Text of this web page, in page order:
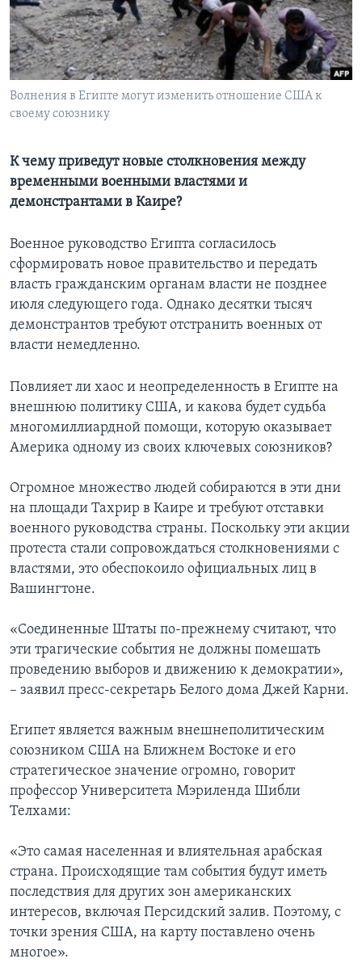
Learning English
СОЦИАЛЬНЫЕ СЕТИ
Волнения в Египте могут изменить отношение США к
своему союзнику
К чему приведут новые столкновения между
временными военными властями и
демонстрантами в Каире?
Военное руководство Египта согласилось
сформировать новое правительство и передать
власть гражданским органам власти не позднее
июля следующего года. Однако десятки тысяч
демонстрантов требуют отстранить военных от
власти немедленно.
Повлияет ли хаос и неопределенность в Египте на
внешнюю политику США, и какова будет судьба
многомиллиардной помощи, которую оказывает
Америка одному из своих ключевых союзников?
Огромное множество людей собираются в эти дни
на площади Тахрир в Каире и требуют отставки
военного руководства страны. Поскольку эти акции
протеста стали сопровождаться столкновениями с
властями, это обеспокоило официальных лиц в
Вашингтоне.
«Соединенные Штаты по-прежнему считают, что
эти трагические события не должны помешать
проведению выборов и движению к демократии»,
– заявил пресс-секретарь Белого дома Джей Карни.
Египет является важным внешнеполитическим
союзником США на Ближнем Востоке и его
стратегическое значение огромно, говорит
профессор Университета Мэриленда Шибли
Телхами:
«Это самая населенная и влиятельная арабская
страна. Происходящие там события будут иметь
последствия для других зон американских
интересов, включая Персидский залив. Поэтому, с
точки зрения США, на карту поставлено очень
многое».